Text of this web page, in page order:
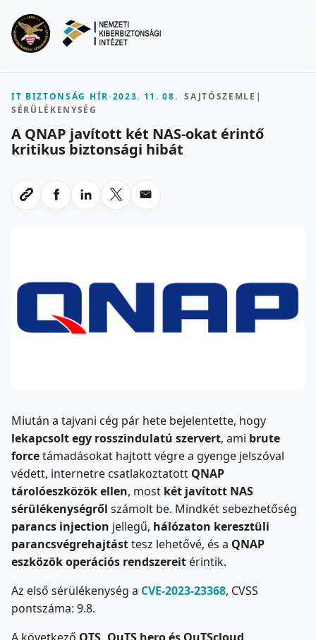
IT BIZTONSÁG HÍR-2023. 11. 08. SAJTÓSZEMLE |
SÉRÜLÉKENYSÉG
A QNAP javított két NAS-okat érintő
kritikus biztonsági hibát
Link masolasa
Megosztas Facebookon
Megosztas LinkedInen
Megosztas X-en
Megosztas emailben
Miután a tajvani cég pár hete bejelentette, hogy
lekapcsolt egy rosszindulatú szervert, ami brute
forcetámadásokat hajtott végre a gyenge jelszóval
védett, internetre csatlakoztatott QNAP
tárolóeszközök ellen, most két javított NAS
sérülékenységről számolt be. Mindkét sebezhetőség
parancs injection jellegű, hálózaton keresztüli
parancsvégrehajtásttesz lehetővé, és a QNAP
eszközök operációs rendszereit érintik.
Az első sérülékenység a CVE-2023-23368, CVSS
pontszáma: 9.8.